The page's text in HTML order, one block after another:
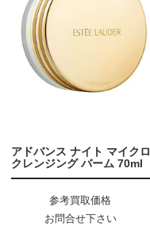
アドバンス ナイト マイクロ
クレンジング バーム 70ml
参考買取価格
お問合せ下さい